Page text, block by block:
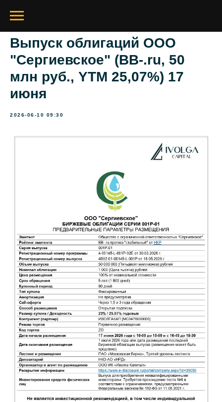
Выпуск облигаций ООО
"Сергиевское" (ВВ-.ru, 50
млн руб., YTM 25,07%) 17
июня
2026-06-10 09:30